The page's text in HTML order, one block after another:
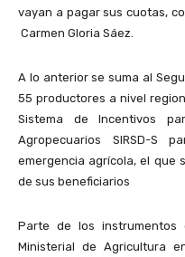
vayan a pagar sus cuotas,
Carmen Gloria Sáez.
A lo anterior se suma al
55 productores a nivel
Sistema de Incentivos
Agropecuarios SIRSD-S
emergencia agrícola, el que
de sus beneficiarios
Parte de los instrumentos
Ministerial de Agricultura